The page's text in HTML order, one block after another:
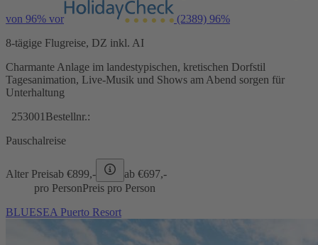
von 96% vor (2389) 96%
8-tägige Flugreise, DZ inkl. AI
Charmante Anlage im landestypischen, kretischen Dorfstil
Tagesanimation, Live-Musik und Shows am Abend sorgen für
Unterhaltung
253001 Bestellnr.:
Pauschalreise
Alter Preisab €899,- ab €697,-
pro PersonPreis pro Person
BLUESEA Puerto Resort